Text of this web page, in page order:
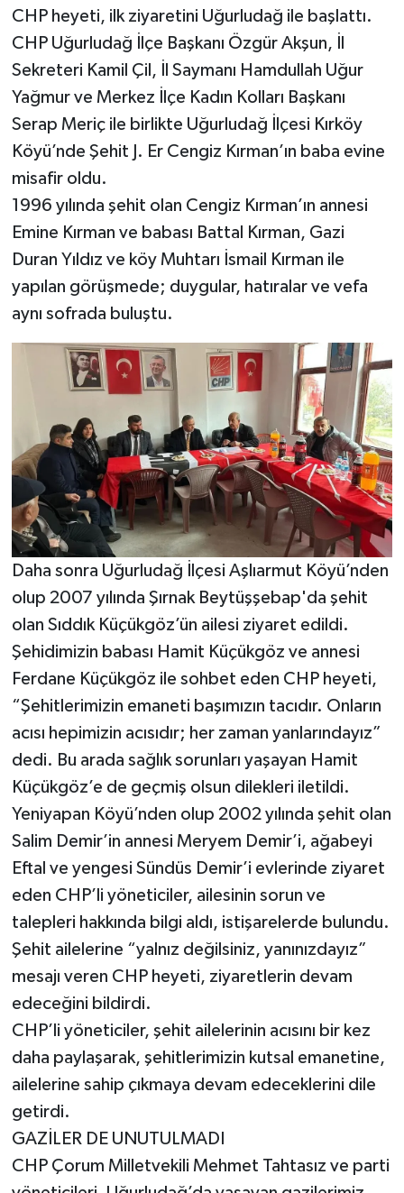
CHP heyeti, ilk ziyaretini Uğurludağ ile başlattı.
CHP Uğurludağ İlçe Başkanı Özgür Akşun, İl
Sekreteri Kamil Çil, İl Saymanı Hamdullah Uğur
Yağmur ve Merkez İlçe Kadın Kolları Başkanı
Serap Meriç ile birlikte Uğurludağ İlçesi Kırköy
Köyü’nde Şehit J. Er Cengiz Kırman’ın baba evine
misafir oldu.
1996 yılında şehit olan Cengiz Kırman’ın annesi
Emine Kırman ve babası Battal Kırman, Gazi
Duran Yıldız ve köy Muhtarı İsmail Kırman ile
yapılan görüşmede; duygular, hatıralar ve vefa
aynı sofrada buluştu.
Daha sonra Uğurludağ İlçesi Aşlıarmut Köyü’nden
olup 2007 yılında Şırnak Beytüşşebap'da şehit
olan Sıddık Küçükgöz’ün ailesi ziyaret edildi.
Şehidimizin babası Hamit Küçükgöz ve annesi
Ferdane Küçükgöz ile sohbet eden CHP heyeti,
“Şehitlerimizin emaneti başımızın tacıdır. Onların
acısı hepimizin acısıdır; her zaman yanlarındayız”
dedi. Bu arada sağlık sorunları yaşayan Hamit
Küçükgöz’e de geçmiş olsun dilekleri iletildi.
Yeniyapan Köyü’nden olup 2002 yılında şehit olan
Salim Demir’in annesi Meryem Demir’i, ağabeyi
Eftal ve yengesi Sündüs Demir’i evlerinde ziyaret
eden CHP’li yöneticiler, ailesinin sorun ve
talepleri hakkında bilgi aldı, istişarelerde bulundu.
Şehit ailelerine “yalnız değilsiniz, yanınızdayız”
mesajı veren CHP heyeti, ziyaretlerin devam
edeceğini bildirdi.
CHP’li yöneticiler, şehit ailelerinin acısını bir kez
daha paylaşarak, şehitlerimizin kutsal emanetine,
ailelerine sahip çıkmaya devam edeceklerini dile
getirdi.
GAZİLER DE UNUTULMADI
CHP Çorum Milletvekili Mehmet Tahtasız ve parti